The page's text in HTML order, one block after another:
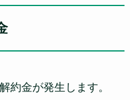
約金が発生します。